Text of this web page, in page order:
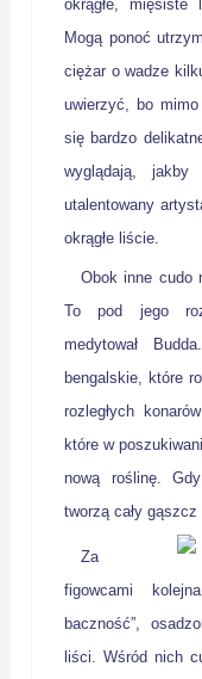
okrągłe, mięsiste
Mogą ponoć
ciężar o wadze
uwierzyć, bo
się bardzo
wyglądają, jakby
utalentowany
okrągłe liście.
Obok inne cudo
To pod jego
medytował
bengalskie, które
rozległych
które w
nową roślinę.
tworzą cały
Za
figowcami
baczność”,
liści. Wśród nich